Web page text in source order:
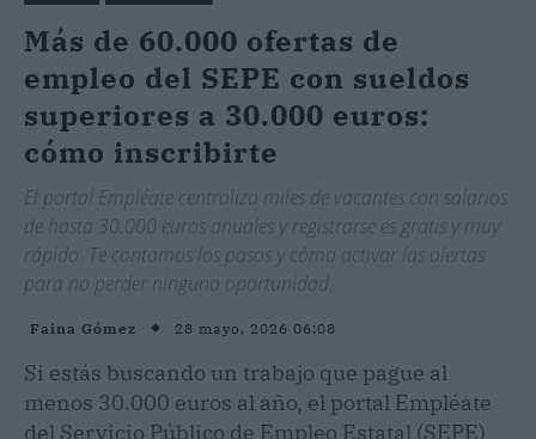
Más de 60.000 ofertas de
empleo del SEPE con sueldos
superiores a 30.000 euros:
cómo inscribirte
El portal Empléate centraliza miles de vacantes con salarios
de hasta 30.000 euros anuales y registrarse es gratis y muy
rápido. Te contamos los pasos y cómo activar las alertas
para no perder ninguna oportunidad.
Faina Gómez 28 mayo, 2026 06:08
Si estás buscando un trabajo que pague al
menos 30.000 euros al año, el portal Empléate
del Servicio Público de Empleo Estatal (SEPE)